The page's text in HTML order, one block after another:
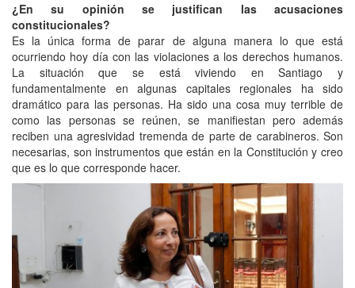
¿En su opinión se justifican las acusaciones
constitucionales?
Es la única forma de parar de alguna manera lo que está
ocurriendo hoy día con las violaciones a los derechos humanos.
La situación que se está viviendo en Santiago y
fundamentalmente en algunas capitales regionales ha sido
dramático para las personas. Ha sido una cosa muy terrible de
como las personas se reúnen, se manifiestan pero además
reciben una agresividad tremenda de parte de carabineros. Son
necesarias, son instrumentos que están en la Constitución y creo
que es lo que corresponde hacer.